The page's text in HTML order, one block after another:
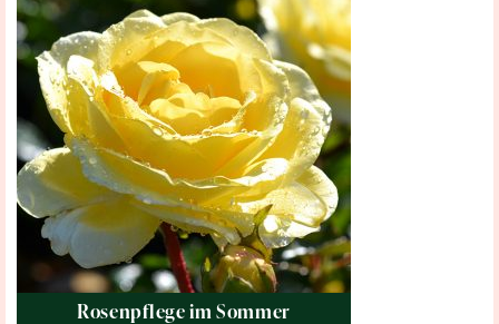
Rosenpflege im Sommer